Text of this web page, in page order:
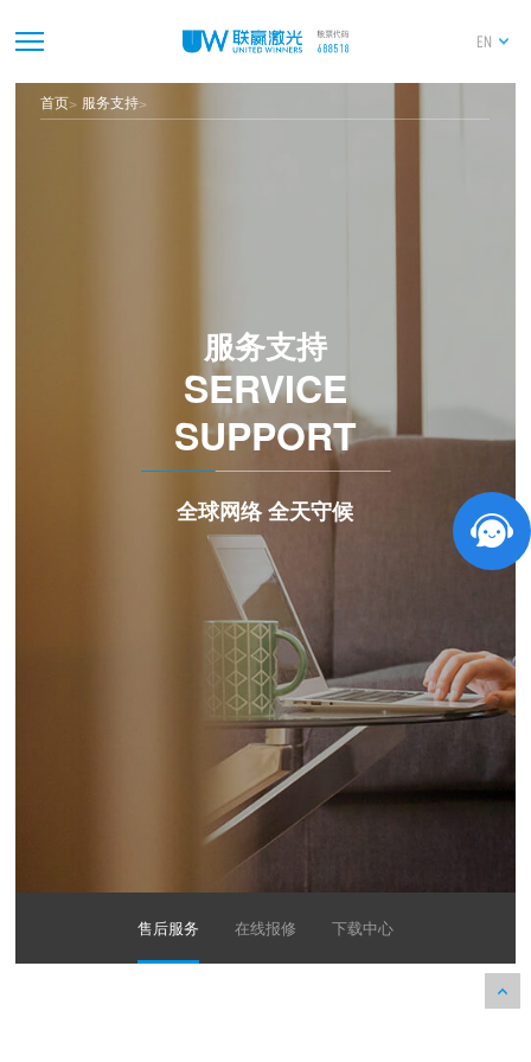
EN
首页 服务支持
服务支持
SERVICE
SUPPORT
全球网络 全天守候
售后服务 在线报修 下载中心